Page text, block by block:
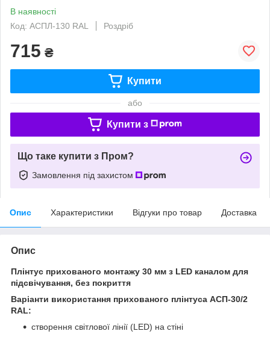
В наявності
Код: АСПЛ-130 RAL
Роздріб
715 ₴
Купити
або
Купити з
Що таке купити з Пром?
Замовлення під захистом
Опис Характеристики Відгуки про товар Доставка
Опис
Плінтус прихованого монтажу 30 мм з LED каналом для
підсвічування, без покриття
Варіанти використання прихованого плінтуса АСП-30/2
RAL:
створення світлової лінії (LED) на стіні